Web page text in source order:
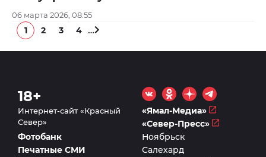
06 марта 2026, 08:55
1 2 3 4 …
18+
Интернет-сайт «Красный
Север»
«Ямал-Медиа»
«Север-Пресс»
Фотобанк
Печатные СМИ
Ноябрьск
Салехард